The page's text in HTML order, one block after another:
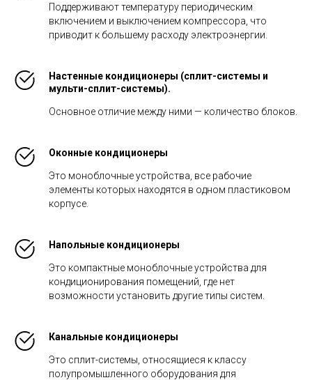
Поддерживают температуру периодическим
включением и выключением компрессора, что
приводит к большему расходу электроэнергии.
Настенные кондиционеры (сплит-системы и
мульти-сплит-системы).
Основное отличие между ними — количество блоков.
Оконные кондиционеры
Это моноблочные устройства, все рабочие
элементы которых находятся в одном пластиковом
корпусе.
Напольные кондиционеры
Это компактные моноблочные устройства для
кондиционирования помещений, где нет
возможности установить другие типы систем.
Канальные кондиционеры
Это сплит-системы, относящиеся к классу
полупромышленного оборудования для